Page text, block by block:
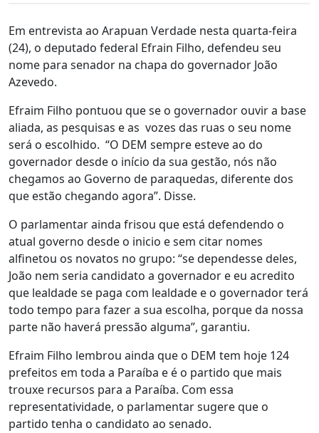
Em entrevista ao Arapuan Verdade nesta quarta-feira
(24), o deputado federal Efrain Filho, defendeu seu
nome para senador na chapa do governador João
Azevedo.
Efraim Filho pontuou que se o governador ouvir a base
aliada, as pesquisas e as vozes das ruas o seu nome
será o escolhido. “O DEM sempre esteve ao do
governador desde o início da sua gestão, nós não
chegamos ao Governo de paraquedas, diferente dos
que estão chegando agora”. Disse.
O parlamentar ainda frisou que está defendendo o
atual governo desde o inicio e sem citar nomes
alfinetou os novatos no grupo: “se dependesse deles,
João nem seria candidato a governador e eu acredito
que lealdade se paga com lealdade e o governador terá
todo tempo para fazer a sua escolha, porque da nossa
parte não haverá pressão alguma”, garantiu.
Efraim Filho lembrou ainda que o DEM tem hoje 124
prefeitos em toda a Paraíba e é o partido que mais
trouxe recursos para a Paraíba. Com essa
representatividade, o parlamentar sugere que o
partido tenha o candidato ao senado.